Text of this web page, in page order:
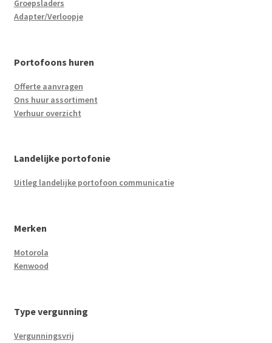
Groepsladers
Adapter/Verloopje
Portofoons huren
Offerte aanvragen
Ons huur assortiment
Verhuur overzicht
Landelijke portofonie
Uitleg landelijke portofoon communicatie
Merken
Motorola
Kenwood
Type vergunning
Vergunningsvrij